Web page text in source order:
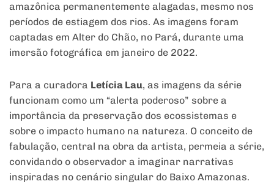
amazônica permanentemente alagadas, mesmo nos
períodos de estiagem dos rios. As imagens foram
captadas em Alter do Chão, no Pará, durante uma
imersão fotográfica em janeiro de 2022.
Para a curadora Letícia Lau, as imagens da série
funcionam como um “alerta poderoso” sobre a
importância da preservação dos ecossistemas e
sobre o impacto humano na natureza. O conceito de
fabulação, central na obra da artista, permeia a série,
convidando o observador a imaginar narrativas
inspiradas no cenário singular do Baixo Amazonas.